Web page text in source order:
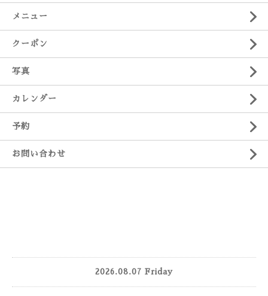
メニュー
クーポン
写真
カレンダー
予約
お問い合わせ
2026.08.07 Friday